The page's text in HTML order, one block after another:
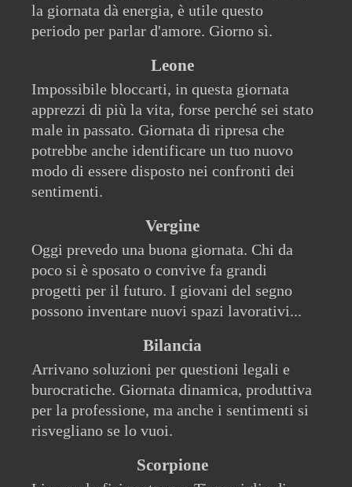
la giornata dà energia, è utile questo
periodo per parlar d'amore. Giorno sì.
Leone
Impossibile bloccarti, in questa giornata
apprezzi di più la vita, forse perché sei stato
male in passato. Giornata di ripresa che
potrebbe anche identificare un tuo nuovo
modo di essere disposto nei confronti dei
sentimenti.
Vergine
Oggi prevedo una buona giornata. Chi da
poco si è sposato o convive fa grandi
progetti per il futuro. I giovani del segno
possono inventare nuovi spazi lavorativi...
Bilancia
Arrivano soluzioni per questioni legali e
burocratiche. Giornata dinamica, produttiva
per la professione, ma anche i sentimenti si
risvegliano se lo vuoi.
Scorpione